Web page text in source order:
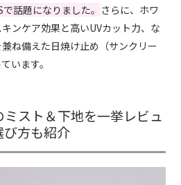
話題になりました。 さらに、ホワ
ンケア効果と高いUVカット力、な
ね備えた日焼け止め（サンクリー
います。
スト＆下地を一挙レビュ
方も紹介